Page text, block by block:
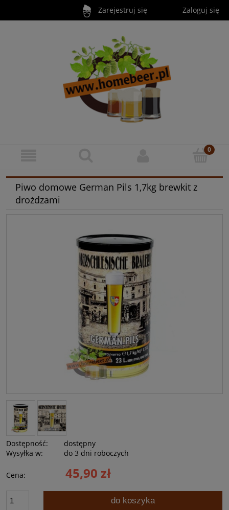
Zarejestruj się Zaloguj się
Piwo domowe German Pils 1,7kg brewkit z
drożdzami
Dostępność:
dostępny
Wysyłka w:
do 3 dni roboczych
Cena: 45,90 zł
do koszyka